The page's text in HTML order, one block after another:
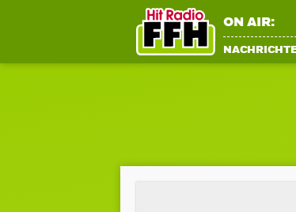
ON AIR: